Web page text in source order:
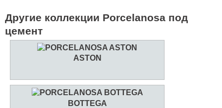
Другие коллекции Porcelanosa под
цемент
ASTON
BOTTEGA